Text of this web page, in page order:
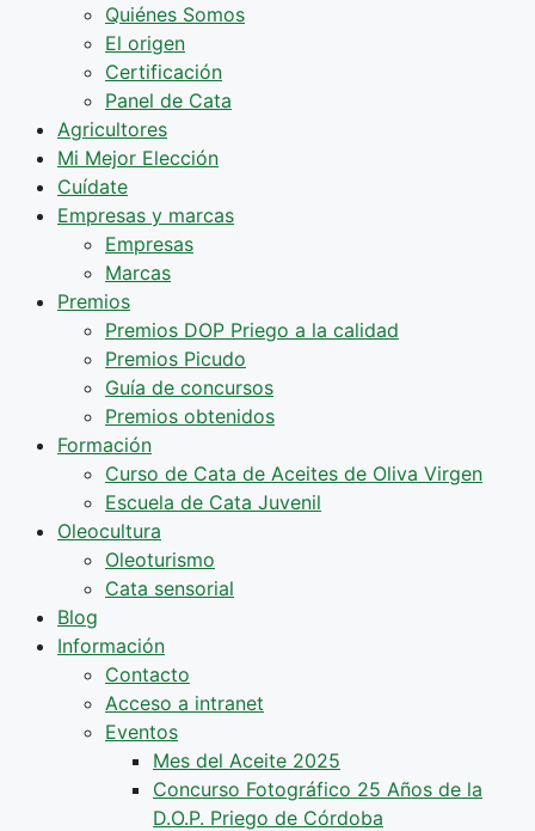
Quiénes Somos
El origen
Certificación
Panel de Cata
Agricultores
Mi Mejor Elección
Cuídate
Empresas y marcas
Empresas
Marcas
Premios
Premios DOP Priego a la calidad
Premios Picudo
Guía de concursos
Premios obtenidos
Formación
Curso de Cata de Aceites de Oliva Virgen
Escuela de Cata Juvenil
Oleocultura
Oleoturismo
Cata sensorial
Blog
Información
Contacto
Acceso a intranet
Eventos
Mes del Aceite 2025
Concurso Fotográfico 25 Años de la
D.O.P. Priego de Córdoba